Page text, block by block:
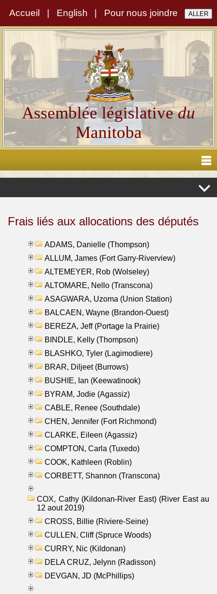
Accueil English Pour nous joindre
Assemblée législativedu
Manitoba
Frais liés aux allocations des députés
ADAMS, Danielle (Thompson)
ALLUM, James (Fort Garry-Riverview)
ALTEMEYER, Rob (Wolseley)
ALTOMARE, Nello (Transcona)
ASAGWARA, Uzoma (Union Station)
BALCAEN, Wayne (Brandon-Ouest)
BEREZA, Jeff (Portage la Prairie)
BINDLE, Kelly (Thompson)
BLASHKO, Tyler (Lagimodiere)
BRAR, Diljeet (Burrows)
BUSHIE, Ian (Keewatinook)
BYRAM, Jodie (Agassiz)
CABLE, Renee (Southdale)
CHEN, Jennifer (Fort Richmond)
CLARKE, Eileen (Agassiz)
COMPTON, Carla (Tuxedo)
COOK, Kathleen (Roblin)
CORBETT, Shannon (Transcona)
COX, Cathy (Kildonan-River East) (River East au
12 aout 2019)
CROSS, Billie (Riviere-Seine)
CULLEN, Cliff (Spruce Woods)
CURRY, Nic (Kildonan)
DELA CRUZ, Jelynn (Radisson)
DEVGAN, JD (McPhillips)